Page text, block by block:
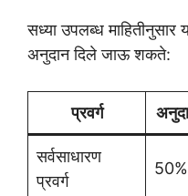
सध्या उपलब्ध माहितीनुसार
अनुदान दिले जाऊ शकते:
प्रवर्ग
सर्वसाधारण
प्रवर्ग
50%